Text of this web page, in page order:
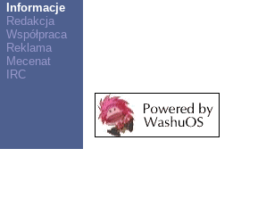
Informacje
Redakcja
Współpraca
Reklama
Mecenat
IRC